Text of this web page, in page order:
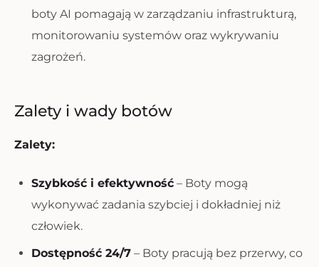
boty AI pomagają w zarządzaniu infrastrukturą,
monitorowaniu systemów oraz wykrywaniu
zagrożeń.
Zalety i wady botów
Zalety:
Szybkość i efektywność – Boty mogą
wykonywać zadania szybciej i dokładniej niż
człowiek.
Dostępność 24/7 – Boty pracują bez przerwy, co